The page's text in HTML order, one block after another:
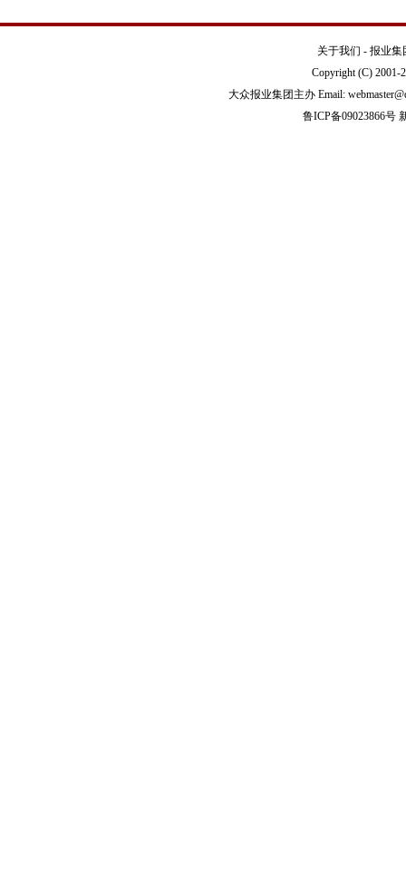
关于我们 - 报业集
Copyright (C) 2001-
大众报业集团主办 Email:
鲁ICP备09023866号